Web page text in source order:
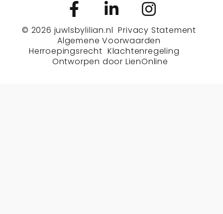
© 2026 juwlsbylilian.nl Privacy Statement
Algemene Voorwaarden
Herroepingsrecht Klachtenregeling
Ontworpen door LienOnline